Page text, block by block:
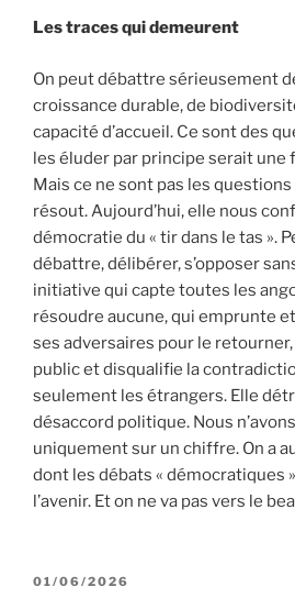
Les traces qui demeurent
On peut débattre sérieusement
croissance durable, de
capacité d’accueil. Ce sont des
les éluder par principe serait une
Mais ce ne sont pas les
résout. Aujourd’hui, elle nous
démocratie du « tir dans le tas ».
débattre, délibérer, s’opposer
initiative qui capte toutes les
résoudre aucune, qui emprunte
ses adversaires pour le retourner,
public et disqualifie la
seulement les étrangers. Elle
désaccord politique. Nous
uniquement sur un chiffre. On a
dont les débats « démocratiques
l’avenir. Et on ne va pas vers le
PUBLIÉ
01/06/2026